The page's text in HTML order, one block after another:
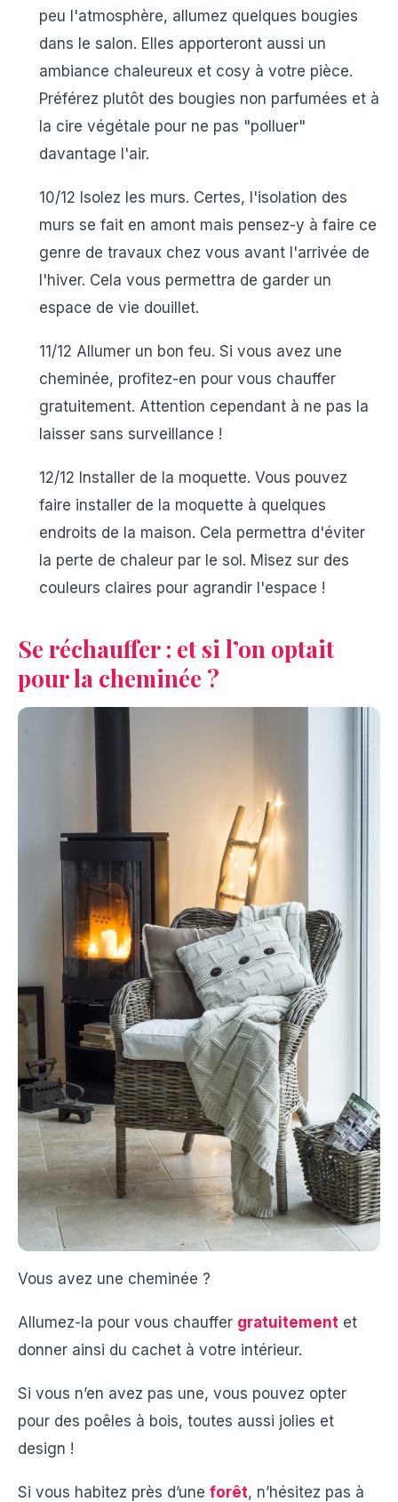
peu l'atmosphère, allumez quelques bougies
dans le salon. Elles apporteront aussi un
ambiance chaleureux et cosy à votre pièce.
Préférez plutôt des bougies non parfumées et à
la cire végétale pour ne pas "polluer"
davantage l'air.
10/12 Isolez les murs. Certes, l'isolation des
murs se fait en amont mais pensez-y à faire ce
genre de travaux chez vous avant l'arrivée de
l'hiver. Cela vous permettra de garder un
espace de vie douillet.
11/12 Allumer un bon feu. Si vous avez une
cheminée, profitez-en pour vous chauffer
gratuitement. Attention cependant à ne pas la
laisser sans surveillance !
12/12 Installer de la moquette. Vous pouvez
faire installer de la moquette à quelques
endroits de la maison. Cela permettra d'éviter
la perte de chaleur par le sol. Misez sur des
couleurs claires pour agrandir l'espace !
Se réchauffer : et si l’on optait
pour la cheminée ?
Vous avez une cheminée ?
Allumez-la pour vous chauffer gratuitement et
donner ainsi du cachet à votre intérieur.
Si vous n’en avez pas une, vous pouvez opter
pour des poêles à bois, toutes aussi jolies et
design !
Si vous habitez près d’une forêt, n’hésitez pas à